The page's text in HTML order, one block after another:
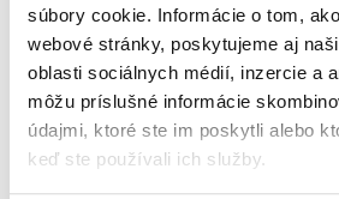
súbory cookie. Informácie o tom,
webové stránky, poskytujeme aj
oblasti sociálnych médií, inzercie a
môžu príslušné informácie
údajmi, ktoré ste im poskytli alebo
keď ste používali ich služby.
vrátane protislnečných fólií, fólií proti
ďalších. Okrem toho si kúpou fólie v
môžete prispôsobiť množstvo
okna.
Fólie na okná do kuchyne:
estetiky